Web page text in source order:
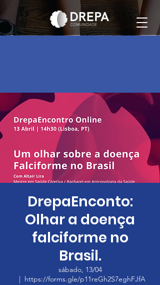
DrepaEnconto:
Olhar a doença
falciforme no
Brasil.
sábado, 13/04
  |
https://forms.gle/p11reGh2S7eghFJfA